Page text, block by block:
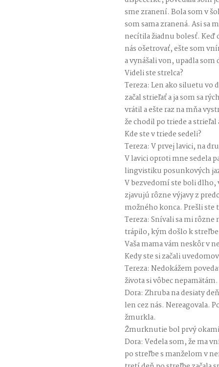
sme zranení. Bola som v
som sama zranená. Asi sa
necítila žiadnu bolesť. Keď
nás ošetrovať, ešte som
a vynášali von, upadla som
Videli ste strelca?
Tereza: Len ako siluetu vo
začal strieľať a ja som sa
vrátil a ešte raz na mňa
že chodil po triede a
Kde ste v triede sedeli?
Tereza: V prvej lavici, na
V lavici oproti mne sedela
lingvistiku posunkových
V bezvedomí ste boli
zjavujú rôzne výjavy z
možného konca. Prešli
Tereza: Snívali sa mi
trápilo, kým došlo k
Vaša mama vám neskôr v
Kedy ste si začali
Tereza: Nedokážem
života si vôbec nepamätám.
Dora: Zhruba na desiaty
len cez nás. Nereagovala.
žmurkla.
Žmurknutie bol prvý
Dora: Vedela som, že ma
po streľbe s manželom v